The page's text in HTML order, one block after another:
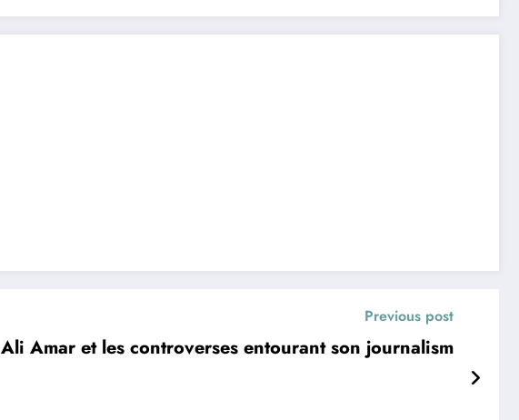
Previous post
Ali Amar et les controverses entourant son journalism